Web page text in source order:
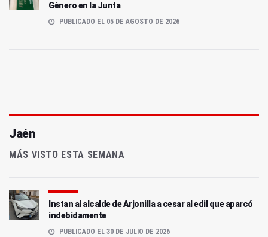
Género en la Junta
PUBLICADO EL 05 DE AGOSTO DE 2026
Jaén
MÁS VISTO ESTA SEMANA
Instan al alcalde de Arjonilla a cesar al edil que aparcó
indebidamente
PUBLICADO EL 30 DE JULIO DE 2026